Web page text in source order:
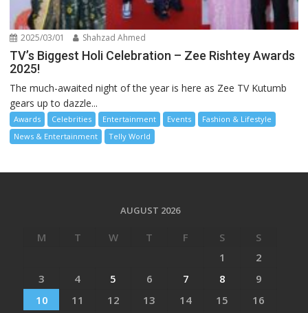
2025/03/01 Shahzad Ahmed
TV’s Biggest Holi Celebration – Zee Rishtey Awards
2025!
The much-awaited night of the year is here as Zee TV Kutumb
gears up to dazzle...
Awards Celebrities Entertainment Events
Fashion & Lifestyle
News & Entertainment
Telly World
AUGUST 2026
M T W T F S
S
1
2
3
4 5 6 7 8
9
10
11 12 13 14 15
16